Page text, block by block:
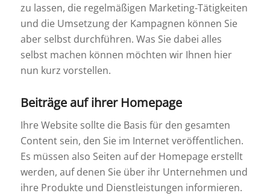
zu lassen, die regelmäßigen Marketing-Tätigkeiten
und die Umsetzung der Kampagnen können Sie
aber selbst durchführen. Was Sie dabei alles
selbst machen können möchten wir Ihnen hier
nun kurz vorstellen.
Beiträge auf ihrer Homepage
Ihre Website sollte die Basis für den gesamten
Content sein, den Sie im Internet veröffentlichen.
Es müssen also Seiten auf der Homepage erstellt
werden, auf denen Sie über ihr Unternehmen und
ihre Produkte und Dienstleistungen informieren.